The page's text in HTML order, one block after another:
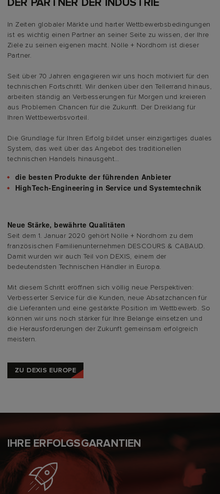
DER PARTNER DER INDUSTRIE
In Zeiten globaler Märkte und harter Wettbewerbsbedingungen
ist es wichtig einen Partner an seiner Seite zu wissen, der Ihre
Ziele zu seinen eigenen macht. Nölle + Nordhorn ist dieser
Partner.
Seit über 70 Jahren engagieren wir uns hoch motiviert für den
technischen Fortschritt. Wir denken über den Tellerrand hinaus,
arbeiten ständig an Verbesserungen für Morgen und kreieren
aus Problemen Chancen für die Zukunft. Der Dreiklang für
Ihren Wettbewerbsvorteil.
Die Grundlage für Ihren Erfolg bildet unser einzigartiges duales
System, das weit über das Angebot des traditionellen
technischen Handels hinausgeht…
die besten Produkte der führenden Anbieter
HighTech-Engineering in Service und Systemtechnik
Neue Stärke, bewährte Qualitäten
Seit dem 1. Januar 2020 gehört Nölle + Nordhorn zu dem
französischen Familienunternehmen DESCOURS & CABAUD.
Damit wurden wir auch Teil von DEXIS, einem der
bedeutendsten Technischen Händler in Europa.
Mit diesem Schritt eröffnen sich völlig neue Perspektiven:
Verbesserter Service für die Kunden, neue Absatzchancen für
die Lieferanten und eine gestärkte Position im Wettbewerb. So
können wir uns noch stärker für Ihre Belange einsetzen und
die Herausforderungen der Zukunft gemeinsam erfolgreich
meistern.
ZU DEXIS EUROPE
IHRE ERFOLGSGARANTIEN